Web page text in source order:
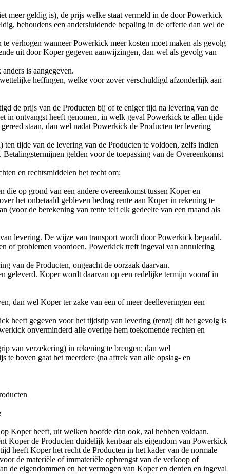
meer geldig is), de prijs welke staat vermeld in de door Powerkick
behoudens een andersluidende bepaling in de offerte dan wel de
verhogen wanneer Powerkick meer kosten moet maken als gevolg
uit door Koper gegeven aanwijzingen, dan wel als gevolg van
is aangegeven.
heffingen, welke voor zover verschuldigd afzonderlijk aan
de prijs van de Producten bij of te eniger tijd na levering van de
in ontvangst heeft genomen, in welk geval Powerkick te allen tijde
staan, dan wel nadat Powerkick de Producten ter levering
tijde van de levering van de Producten te voldoen, zelfs indien
gelden voor de toepassing van de Overeenkomst
en rechtsmiddelen het recht om:
op grond van een andere overeenkomst tussen Koper en
het onbetaald gebleven bedrag rente aan Koper in rekening te
(voor de berekening van rente telt elk gedeelte van een maand als
levering. De wijze van transport wordt door Powerkick bepaald.
of problemen voordoen. Powerkick treft ingeval van annulering
van de Producten, ongeacht de oorzaak daarvan.
geleverd. Koper wordt daarvan op een redelijke termijn vooraf in
dan wel Koper ter zake van een of meer deelleveringen een
heeft gegeven voor het tijdstip van levering (tenzij dit het gevolg is
onverminderd alle overige hem toekomende rechten en
van verzekering) in rekening te brengen; dan wel
boven gaat het meerdere (na aftrek van alle opslag- en
Koper heeft, uit welken hoofde dan ook, zal hebben voldaan.
Koper de Producten duidelijk kenbaar als eigendom van Powerkick
heeft Koper het recht de Producten in het kader van de normale
de materiële of immateriële opbrengst van de verkoop of
de eigendommen en het vermogen van Koper en derden en ingeval